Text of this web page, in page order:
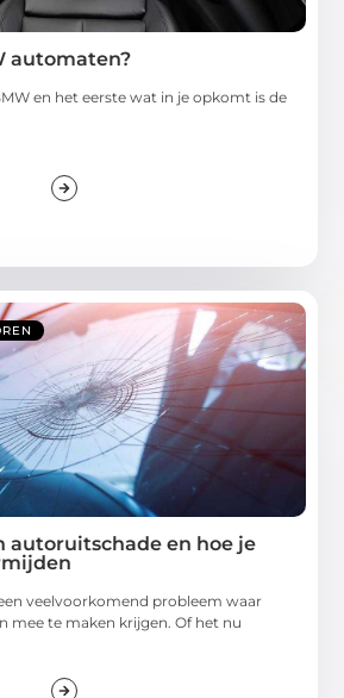
automaten?
en het eerste wat in je opkomt is de
autoruitschade en hoe je
veelvoorkomend probleem waar
mee te maken krijgen. Of het nu